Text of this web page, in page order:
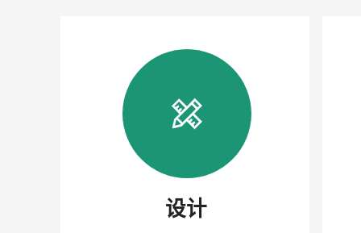
设计